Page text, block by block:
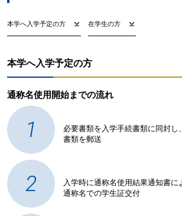
本学へ入学予定の方 在学生の方
本学へ入学予定の方
通称名使用開始までの流れ
1
必要書類を入学手続書類に同封し
書類を郵送
2
入学時に通称名使用結果通知書に
通称名での学生証交付